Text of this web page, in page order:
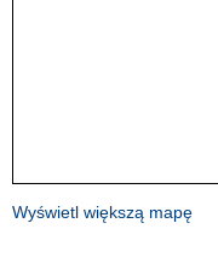
Wyświetl większą mapę